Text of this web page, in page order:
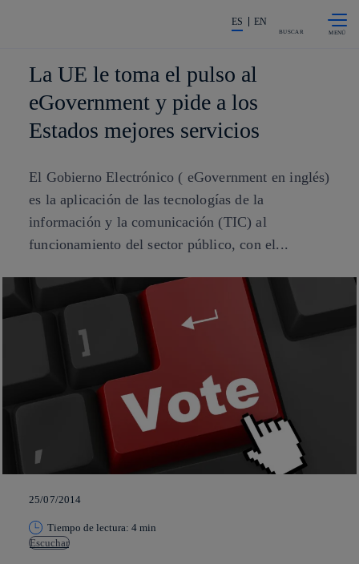
La acción en accionistas e
ES EN
BUSCAR
La UE le toma el pulso al
eGovernment y pide a los
Estados mejores servicios
El Gobierno Electrónico ( eGovernment en inglés)
es la aplicación de las tecnologías de la
información y la comunicación (TIC) al
funcionamiento del sector público, con el...
25/07/2014
Tiempo de lectura: 4 min
Escuchar